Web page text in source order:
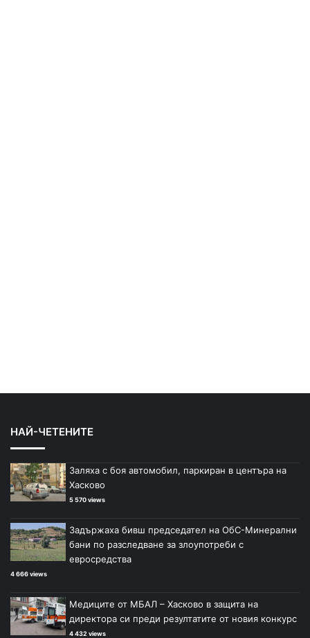
НАЙ-ЧЕТЕНИТЕ
Заляха с боя автомобил, паркиран в центъра на
Хасково
5 570 views
Задържаха бивш председател на ОбС-Минерални
бани по разследване за злоупотреби с
евросредства
4 666 views
Медиците от МБАЛ – Хасково в защита на
директора си преди резултатите от новия конкурс
4 432 views